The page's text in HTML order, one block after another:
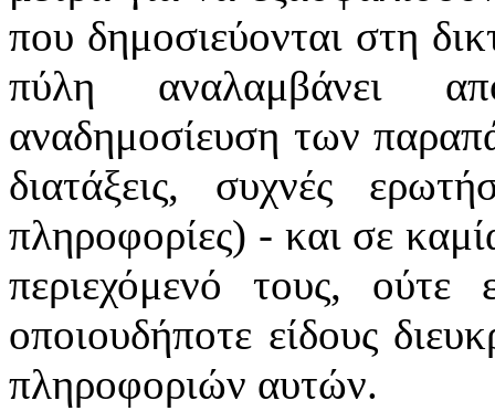
που δημοσιεύονται στη
πύλη αναλαμβάνει
αναδημοσίευση των
διατάξεις, συχνές
πληροφορίες) - και σε
περιεχόμενό τους, ούτε
οποιουδήποτε είδους
πληροφοριών αυτών.